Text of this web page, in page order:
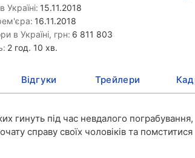
15.11.2018
16.11.2018
в Україні, грн: 6 811 803
2 год. 10 хв.
Відгуки Трейлери
гинуть під час невдалого пограбування,
справу своїх чоловіків та помститися